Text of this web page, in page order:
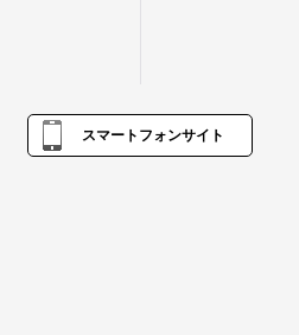
スマートフォンサイト